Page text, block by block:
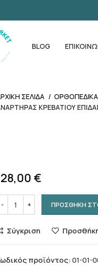
BLOG
ΣΕΛΙΔΑ ΟΡΘΟΠΕΔΙΚΑ
ΚΡΕΒΑΤΙΟΥ
€
ΠΡΟΣΘΗΚΗ
Σύγκριση
προϊόντος:01-01-